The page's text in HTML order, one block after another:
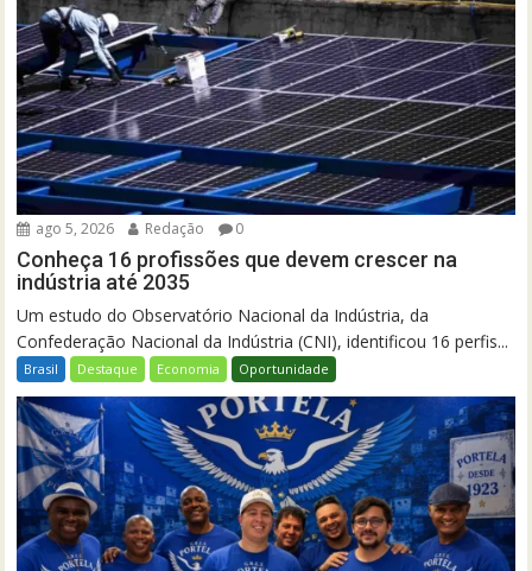
ago 5, 2026 Redação 0
Conheça 16 profissões que devem crescer na
indústria até 2035
Um estudo do Observatório Nacional da Indústria, da
Confederação Nacional da Indústria (CNI), identificou 16 perfis...
Brasil Destaque Economia Oportunidade